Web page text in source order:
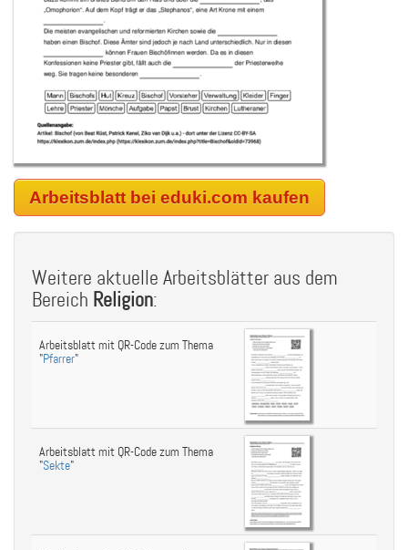
Arbeitsblatt bei eduki.com kaufen
Weitere aktuelle Arbeitsblätter aus dem
Bereich Religion:
Arbeitsblatt mit QR-Code zum Thema
"Pfarrer"
Arbeitsblatt mit QR-Code zum Thema
"Sekte"